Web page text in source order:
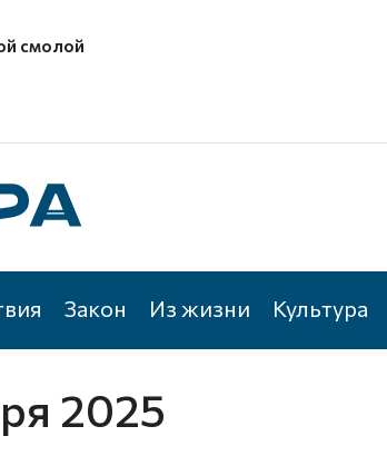
смолой
Закон Из жизни Культура
2025